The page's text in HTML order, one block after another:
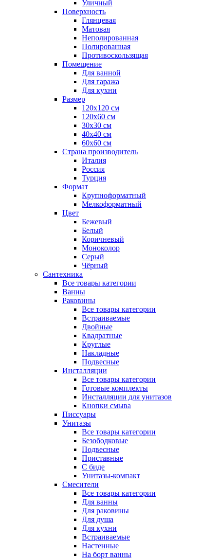
Уличный
Поверхность
Глянцевая
Матовая
Неполированная
Полированная
Противоскользящая
Помещение
Для ванной
Для гаража
Для кухни
Размер
120x120 см
120x60 см
30x30 см
40x40 см
60x60 см
Страна производитель
Италия
Россия
Турция
Формат
Крупноформатный
Мелкоформатный
Цвет
Бежевый
Белый
Коричневый
Моноколор
Серый
Чёрный
Сантехника
Все товары категории
Ванны
Раковины
Все товары категории
Встраиваемые
Двойные
Квадратные
Круглые
Накладные
Подвесные
Инсталляции
Все товары категории
Готовые комплекты
Инсталляции для унитазов
Кнопки смыва
Писсуары
Унитазы
Все товары категории
Безободковые
Подвесные
Приставные
С биде
Унитазы-компакт
Смесители
Все товары категории
Для ванны
Для раковины
Для душа
Для кухни
Встраиваемые
Настенные
На борт ванны